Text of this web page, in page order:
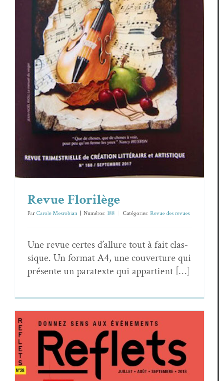
Revue Florilège
Revue des revues
Revue Florilège
ParCarole Mesrobian Numéros: 188 Caté­gories: Revue des revues
Une revue certes d’allure tout à fait clas­
sique. Un for­mat A4, une cou­ver­ture qui
présente un para­texte qui appartient […]